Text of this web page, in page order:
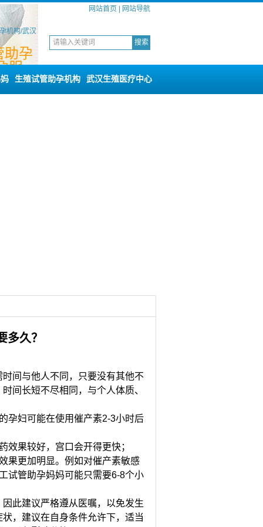
网站首页 网站导航
机构/武汉
助孕
服
务生殖试管助孕机构 武汉生殖医疗中心
久？
间与他人不同，只要没有其他不
间长短不尽相同，与个人体质、
孕妇可能在使用催产素2-3小时后
果较好，宫口会开得更快；
果更加明显。例如对催产素敏感
试管助孕妈妈可能只需要6-8个小
此建议严格遵从医嘱，以免发生
，建议在自身条件允许下，适当